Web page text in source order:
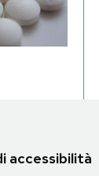
accessibilità